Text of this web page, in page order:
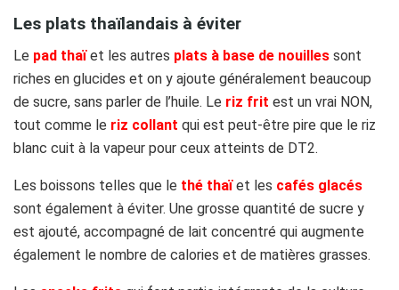
Les plats thaïlandais à éviter
Le pad thaïet les autres plats à base de nouilles sont
riches en glucides et on y ajoute généralement beaucoup
de sucre, sans parler de l’huile. Le riz frit est un vrai NON,
tout comme le riz collant qui est peut-être pire que le riz
blanc cuit à la vapeur pour ceux atteints de DT2.
Les boissons telles que le thé thaïet les cafés glacés
sont également à éviter. Une grosse quantité de sucre y
est ajouté, accompagné de lait concentré qui augmente
également le nombre de calories et de matières grasses.